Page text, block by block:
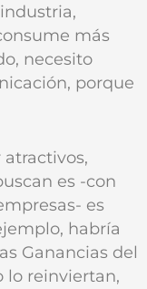
más
necesito
porque
es -con
es
habría
Ganancias del
lo reinviertan,